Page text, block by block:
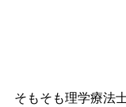
そもそも理学療法